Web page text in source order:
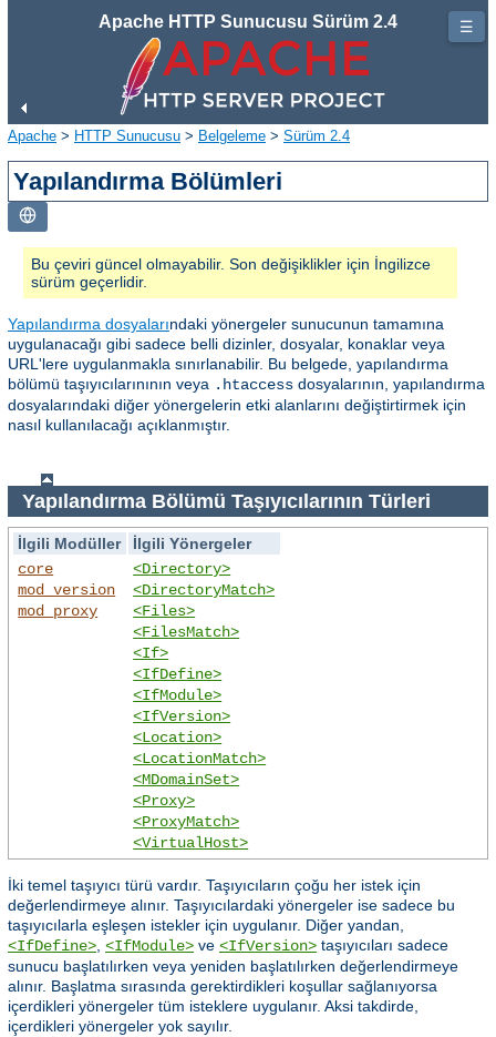
Apache HTTP Sunucusu Sürüm 2.4
Apache > HTTP Sunucusu > Belgeleme > Sürüm 2.4
Yapılandırma Bölümleri
Bu çeviri güncel olmayabilir. Son değişiklikler için İngilizce
sürüm geçerlidir.
Yapılandırma dosyalarındaki yönergeler sunucunun tamamına
uygulanacağı gibi sadece belli dizinler, dosyalar, konaklar veya
URL'lere uygulanmakla sınırlanabilir. Bu belgede, yapılandırma
bölümü taşıyıcılarınının veya .htaccess dosyalarının, yapılandırma
dosyalarındaki diğer yönergelerin etki alanlarını değiştirtirmek için
nasıl kullanılacağı açıklanmıştır.
Yapılandırma Bölümü Taşıyıcılarının Türleri
İlgili Modüller
İlgili Yönergeler
core
mod_version
mod_proxy
<Directory>
<DirectoryMatch>
<Files>
<FilesMatch>
<If>
<IfDefine>
<IfModule>
<IfVersion>
<Location>
<LocationMatch>
<MDomainSet>
<Proxy>
<ProxyMatch>
<VirtualHost>
İki temel taşıyıcı türü vardır. Taşıyıcıların çoğu her istek için
değerlendirmeye alınır. Taşıyıcılardaki yönergeler ise sadece bu
taşıyıcılarla eşleşen istekler için uygulanır. Diğer yandan,
<IfDefine> <IfModule> ve <IfVersion> taşıyıcıları sadece
sunucu başlatılırken veya yeniden başlatılırken değerlendirmeye
alınır. Başlatma sırasında gerektirdikleri koşullar sağlanıyorsa
içerdikleri yönergeler tüm isteklere uygulanır. Aksi takdirde,
içerdikleri yönergeler yok sayılır.
☰